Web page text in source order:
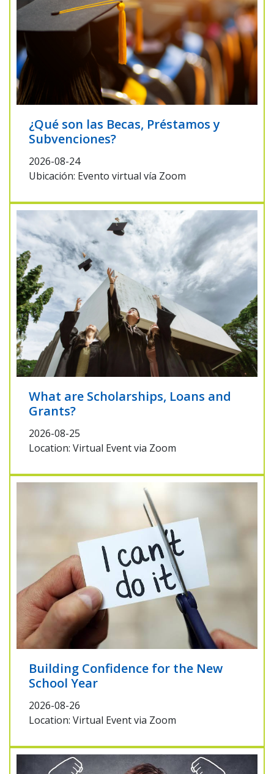
¿Qué son las Becas, Préstamos y
Subvenciones?
2026-08-24
Ubicación: Evento virtual vía Zoom
What are Scholarships, Loans and
Grants?
2026-08-25
Location: Virtual Event via Zoom
Building Confidence for the New
School Year
2026-08-26
Location: Virtual Event via Zoom